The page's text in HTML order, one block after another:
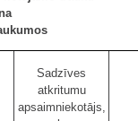
Sadzīves
atkritumu
apsaimniekotājs,